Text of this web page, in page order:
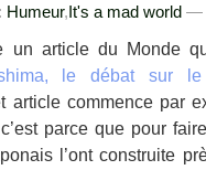
Humeur,It's a mad world —
un article du Monde
le débat sur
article commence par
parce que pour
l’ont construite